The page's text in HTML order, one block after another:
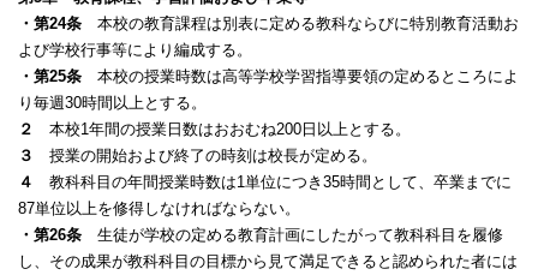
・第24条 本校の教育課程は別表に定める教科ならびに特別教育活動お
よび学校行事等により編成する。
・第25条 本校の授業時数は高等学校学習指導要領の定めるところによ
り毎週30時間以上とする。
２
本校1年間の授業日数はおおむね200日以上とする。
３
授業の開始および終了の時刻は校長が定める。
４
教科科目の年間授業時数は1単位につき35時間として、卒業までに
87単位以上を修得しなければならない。
・第26条 生徒が学校の定める教育計画にしたがって教科科目を履修
し、その成果が教科科目の目標から見て満足できると認められた者には